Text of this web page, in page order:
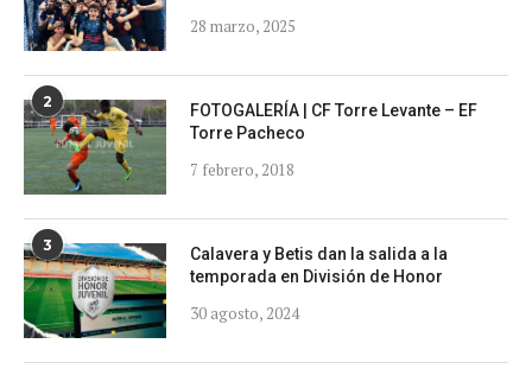
28 marzo, 2025
2
FOTOGALERÍA | CF Torre Levante – EF
Torre Pacheco
7 febrero, 2018
3
Calavera y Betis dan la salida a la
temporada en División de Honor
30 agosto, 2024